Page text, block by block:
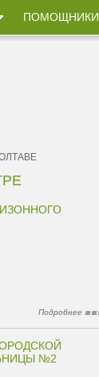
ПОМОЩНИКИ
Подробнее
№2